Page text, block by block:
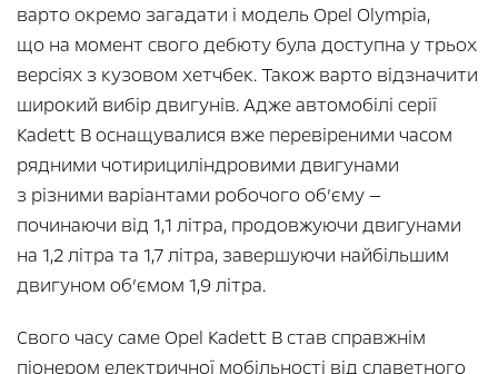
варто окремо загадати і модель Opel Olympia,
що на момент свого дебюту була доступна у трьох
версіях з кузовом хетчбек. Також варто відзначити
широкий вибір двигунів. Адже автомобілі серії
Kadett B оснащувалися вже перевіреними часом
рядними чотирициліндровими двигунами
з різними варіантами робочого об’єму —
починаючи від 1,1 літра, продовжуючи двигунами
на 1,2 літра та 1,7 літра, завершуючи найбільшим
двигуном об’ємом 1,9 літра.
Свого часу саме Opel Kadett B став справжнім
піонером електричної мобільності від славетного